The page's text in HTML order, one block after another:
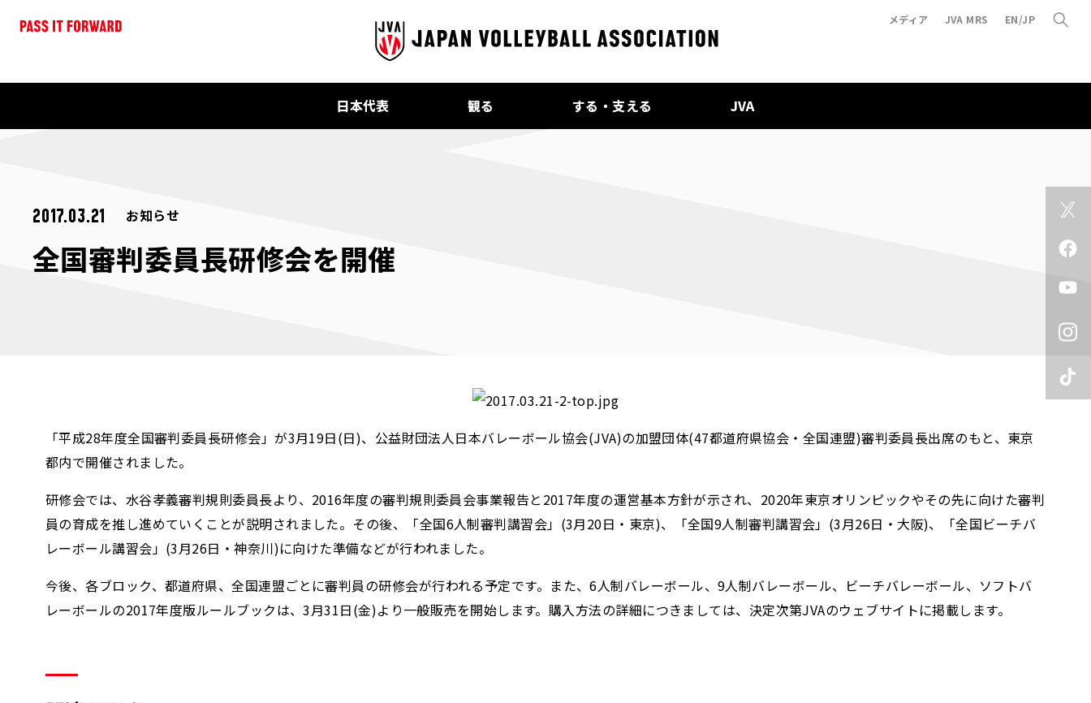
メディア JVA MRS EN/JP
日本代表 観る する・支える JVA
2017.03.21 お知らせ
全国審判委員長研修会を開催
「平成28年度全国審判委員長研修会」が3月19日(日)、公益財団法人日本バレーボール協会(JVA)の加盟団体(47都道府県協会・全国連盟)審判委員長出席のもと、東京
都内で開催されました。
研修会では、水谷孝義審判規則委員長より、2016年度の審判規則委員会事業報告と2017年度の運営基本方針が示され、2020年東京オリンピックやその先に向けた審判
員の育成を推し進めていくことが説明されました。その後、「全国6人制審判講習会」(3月20日・東京)、「全国9人制審判講習会」(3月26日・大阪)、「全国ビーチバ
レーボール講習会」(3月26日・神奈川)に向けた準備などが行われました。
今後、各ブロック、都道府県、全国連盟ごとに審判員の研修会が行われる予定です。また、6人制バレーボール、9人制バレーボール、ビーチバレーボール、ソフトバ
レーボールの2017年度版ルールブックは、3月31日(金)より一般販売を開始します。購入方法の詳細につきましては、決定次第JVAのウェブサイトに掲載します。